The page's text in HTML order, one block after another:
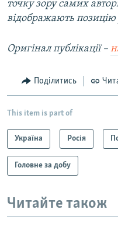
точку зору самих
відображають позицію
Оригінал публікації –
Поділитись
This item is part of
Україна Росія
Головне за добу
Читайте також